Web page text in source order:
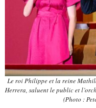
Le roi Philippe et la reine
Herrera, saluent le public et
(Photo :